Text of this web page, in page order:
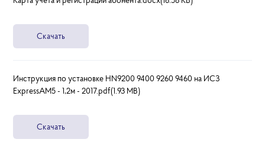
Скачать
Инструкция по установке HN9200 9400 9260 9460 на ИСЗ
ExpressAM5 - 1,2м - 2017.pdf(1.93 MB)
Скачать